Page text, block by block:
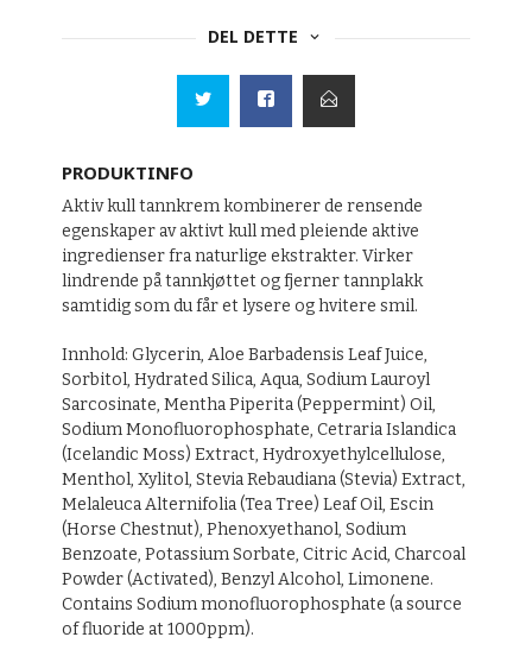
DEL DETTE
PRODUKTINFO
Aktiv kull tannkrem kombinerer de rensende
egenskaper av aktivt kull med pleiende aktive
ingredienser fra naturlige ekstrakter. Virker
lindrende på tannkjøttet og fjerner tannplakk
samtidig som du får et lysere og hvitere smil.
Innhold: Glycerin, Aloe Barbadensis Leaf Juice,
Sorbitol, Hydrated Silica, Aqua, Sodium Lauroyl
Sarcosinate, Mentha Piperita (Peppermint) Oil,
Sodium Monofluorophosphate, Cetraria Islandica
(Icelandic Moss) Extract, Hydroxyethylcellulose,
Menthol, Xylitol, Stevia Rebaudiana (Stevia) Extract,
Melaleuca Alternifolia (Tea Tree) Leaf Oil, Escin
(Horse Chestnut), Phenoxyethanol, Sodium
Benzoate, Potassium Sorbate, Citric Acid, Charcoal
Powder (Activated), Benzyl Alcohol, Limonene.
Contains Sodium monofluorophosphate (a source
of fluoride at 1000ppm).